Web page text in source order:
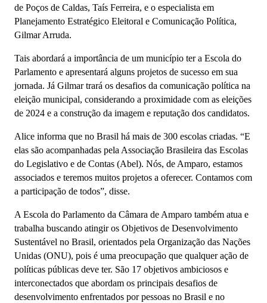
de Poços de Caldas, Taís Ferreira, e o especialista em
Planejamento Estratégico Eleitoral e Comunicação Política,
Gilmar Arruda.
Tais abordará a importância de um município ter a Escola do
Parlamento e apresentará alguns projetos de sucesso em sua
jornada. Já Gilmar trará os desafios da comunicação política na
eleição municipal, considerando a proximidade com as eleições
de 2024 e a construção da imagem e reputação dos candidatos.
Alice informa que no Brasil há mais de 300 escolas criadas. “E
elas são acompanhadas pela Associação Brasileira das Escolas
do Legislativo e de Contas (Abel). Nós, de Amparo, estamos
associados e teremos muitos projetos a oferecer. Contamos com
a participação de todos”, disse.
A Escola do Parlamento da Câmara de Amparo também atua e
trabalha buscando atingir os Objetivos de Desenvolvimento
Sustentável no Brasil, orientados pela Organização das Nações
Unidas (ONU), pois é uma preocupação que qualquer ação de
políticas públicas deve ter. São 17 objetivos ambiciosos e
interconectados que abordam os principais desafios de
desenvolvimento enfrentados por pessoas no Brasil e no